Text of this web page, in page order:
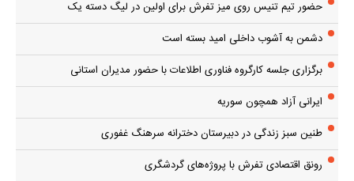
حضور تیم تنیس روی میز تفرش برای اولین در لیگ دسته یک
دشمن به آشوب داخلی امید بسته است
برگزاری جلسه کارگروه فناوری اطلاعات با حضور مدیران استانی
ایرانی آزاد همچون سوریه
طنین سبز زندگی در دبیرستان دخترانه سرهنگ غفوری
رونق اقتصادی تفرش با پروژه‌های گردشگری